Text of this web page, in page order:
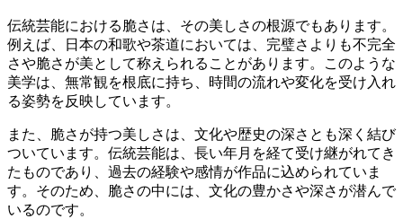
伝統芸能における脆さは、その美しさの根源でもあります。
例えば、日本の和歌や茶道においては、完璧さよりも不完全
さや脆さが美として称えられることがあります。このような
美学は、無常観を根底に持ち、時間の流れや変化を受け入れ
る姿勢を反映しています。
また、脆さが持つ美しさは、文化や歴史の深さとも深く結び
ついています。伝統芸能は、長い年月を経て受け継がれてき
たものであり、過去の経験や感情が作品に込められていま
す。そのため、脆さの中には、文化の豊かさや深さが潜んで
いるのです。